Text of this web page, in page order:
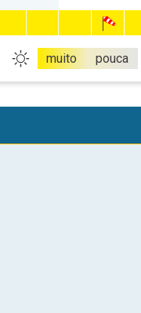
muito pouca